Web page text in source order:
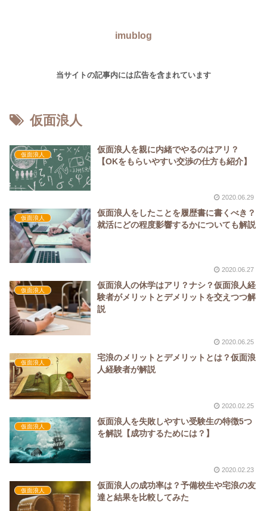
imublog
当サイトの記事内には広告を含まれています
仮面浪人
仮面浪人
仮面浪人を親に内緒でやるのはアリ？
【OKをもらいやすい交渉の仕方も紹介】
2020.06.29
仮面浪人
仮面浪人をしたことを履歴書に書くべき？
就活にどの程度影響するかについても解説
2020.06.27
仮面浪人
仮面浪人の休学はアリ？ナシ？仮面浪人経
験者がメリットとデメリットを交えつつ解
説
2020.06.25
仮面浪人
宅浪のメリットとデメリットとは？仮面浪
人経験者が解説
2020.02.25
仮面浪人
仮面浪人を失敗しやすい受験生の特徴5つ
を解説【成功するためには？】
2020.02.23
仮面浪人
仮面浪人の成功率は？予備校生や宅浪の友
達と結果を比較してみた